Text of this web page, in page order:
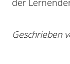
der
Geschrieben